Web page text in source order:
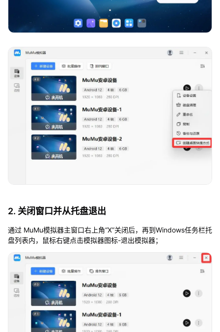
2. 关闭窗口并从托盘退出
通过 MuMu模拟器主窗口右上角“X”关闭后，再到Windows任务栏托
盘列表内，鼠标右键点击模拟器图标-退出模拟器；